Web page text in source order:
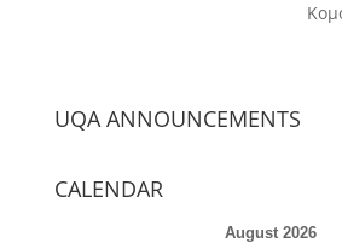
UQA ANNOUNCEMENTS
CALENDAR
August 2026